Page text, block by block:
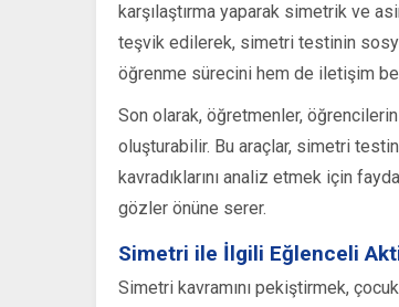
karşılaştırma yaparak simetrik ve
teşvik edilerek, simetri testinin
öğrenme sürecini hem de iletişim
Son olarak, öğretmenler,
oluşturabilir. Bu araçlar, simetri
kavradıklarını analiz etmek için
gözler önüne serer.
Simetri ile İlgili Eğlenceli
Simetri kavramını pekiştirmek,